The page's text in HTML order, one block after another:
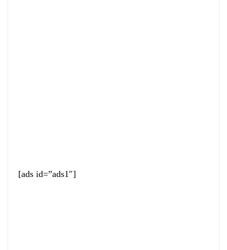
[ads id=”ads1″]